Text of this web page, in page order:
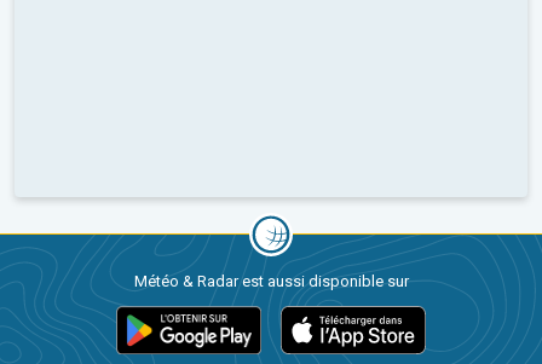
Météo & Radar est aussi disponible sur